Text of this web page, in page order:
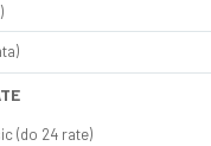
(do 24 rate)